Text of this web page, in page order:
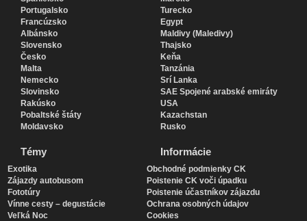
Portugalsko
Francúzsko
Albánsko
Slovensko
Česko
Malta
Nemecko
Slovinsko
Rakúsko
Pobaltské štáty
Moldavsko
Turecko
Egypt
Maldivy (Maledivy)
Thajsko
Keňa
Tanzánia
Srí Lanka
SAE Spojené arabské emiráty
USA
Kazachstan
Rusko
Témy
Exotika
Zájazdy autobusom
Fototúry
Vínne cesty – degustácie
Veľká Noc
Informácie
Obchodné podmienky CK
Poistenie CK voči úpadku
Poistenie účastníkov zájazdu
Ochrana osobných údajov
Cookies